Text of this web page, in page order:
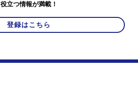
役立つ情報が満載！
登録はこちら